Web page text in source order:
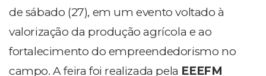
de sábado (27), em um evento voltado à
valorização da produção agrícola e ao
fortalecimento do empreendedorismo no
campo. A feira foi realizada pela EEEFM